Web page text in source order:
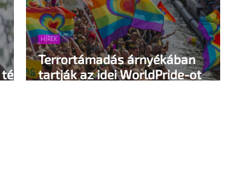
Terrortámadás árnyékában
tartják az idei WorldPride-ot
HÍREK